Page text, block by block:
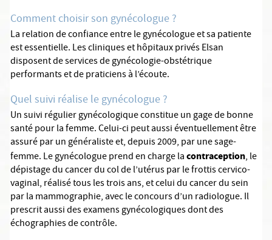
Comment choisir son gynécologue ?
La relation de confiance entre le gynécologue et sa patiente
est essentielle. Les cliniques et hôpitaux privés Elsan
disposent de services de gynécologie-obstétrique
performants et de praticiens à l’écoute.
Quel suivi réalise le gynécologue ?
Un suivi régulier gynécologique constitue un gage de bonne
santé pour la femme. Celui-ci peut aussi éventuellement être
assuré par un généraliste et, depuis 2009, par une sage-
femme. Le gynécologue prend en charge lacontraception, le
dépistage du cancer du col de l’utérus par le frottis cervico-
vaginal, réalisé tous les trois ans, et celui du cancer du sein
par la mammographie, avec le concours d’un radiologue. Il
prescrit aussi des examens gynécologiques dont des
échographies de contrôle.